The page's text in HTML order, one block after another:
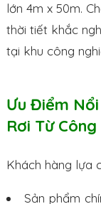
lớn 4m x 50m.
thời tiết khắc
tại khu công
Ưu Điểm
Rơi Từ Công
Khách hàng lựa
Sản phẩm